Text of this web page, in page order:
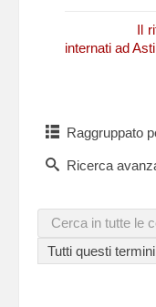
Il
internati ad
Raggruppato
Ricerca